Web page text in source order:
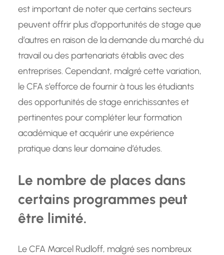
est important de noter que certains secteurs
peuvent offrir plus d’opportunités de stage que
d’autres en raison de la demande du marché du
travail ou des partenariats établis avec des
entreprises. Cependant, malgré cette variation,
le CFA s’efforce de fournir à tous les étudiants
des opportunités de stage enrichissantes et
pertinentes pour compléter leur formation
académique et acquérir une expérience
pratique dans leur domaine d’études.
Le nombre de places dans
certains programmes peut
être limité.
Le CFA Marcel Rudloff, malgré ses nombreux